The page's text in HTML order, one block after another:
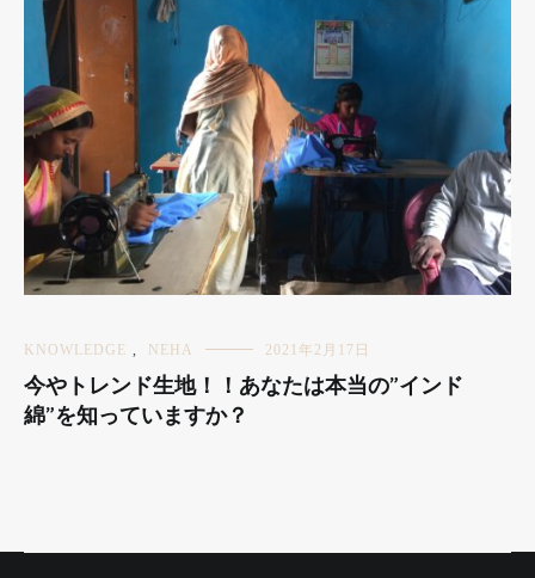
KNOWLEDGE NEHA 2021年2月17日
今やトレンド生地！！あなたは本当の”インド
綿”を知っていますか？